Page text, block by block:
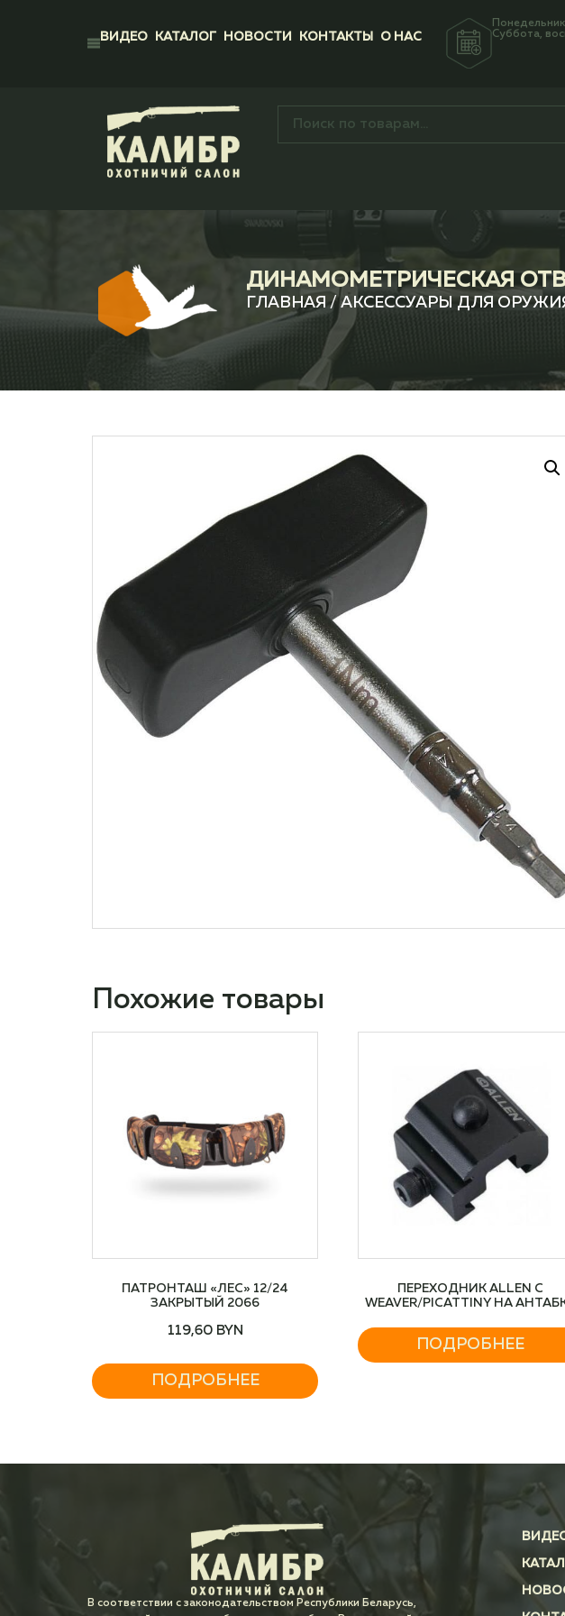
ВИДЕО КАТАЛОГ НОВОСТИ КОНТАКТЫ О НАС
Суббота,
ДИНАМОМЕТРИЧЕСКАЯ
ГЛАВНАЯ / АКСЕССУАРЫ ДЛЯ
Похожие товары
ПАТРОНТАШ «ЛЕС» 12/24
ЗАКРЫТЫЙ 2066
119,60 BYN
ПОДРОБНЕЕ
ПЕРЕХОДНИК ALLEN С
WEAVER/PICATTINY НА
ПОДРОБНЕЕ
В соответствии с законодательством Республики Беларусь,